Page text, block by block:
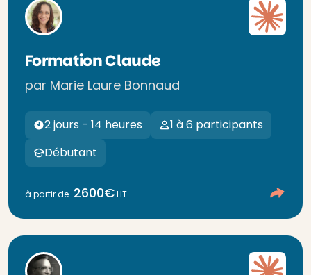
Formation Claude
par Marie Laure Bonnaud
2 jours - 14 heures
1 à 6 participants
Débutant
à partir de 2600€HT